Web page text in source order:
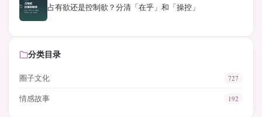
占有欲还是控制欲？分清「在乎」和「操控」
分类目录
圈子文化 727
情感故事 192